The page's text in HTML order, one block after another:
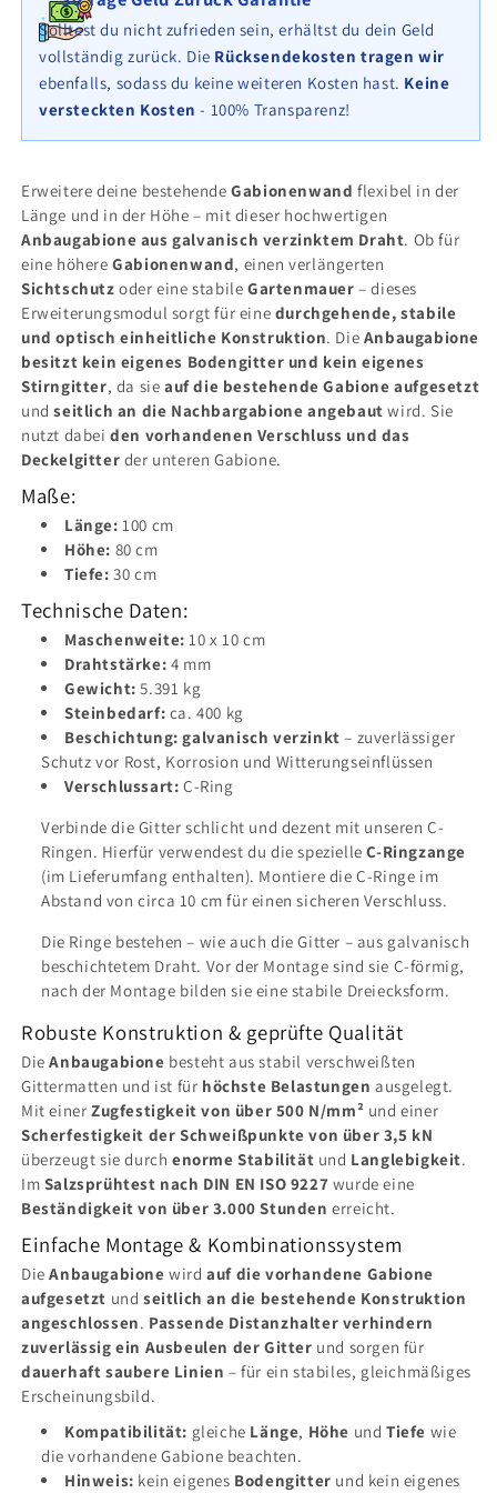
cm
x
30
cm
(L
x
x
T),
Maschenweite
10
cm
x
10
cm,
C-
Ring
cm
x
cm
(L
x
x
T),
Maschenweite
10
cm
x
10
C-
Ring
Solltest du nicht zufrieden sein, erhältst du dein Geld
vollständig zurück. Die Rücksendekosten tragen wir
ebenfalls, sodass du keine weiteren Kosten hast. Keine
versteckten Kosten - 100% Transparenz!
Erweitere deine bestehendeGabionenwand flexibel in der
Länge und in der Höhe – mit dieser hochwertigen
Anbaugabione aus galvanisch verzinktem Draht. Ob für
eine höhereGabionenwand, einen verlängerten
Sichtschutz oder eine stabileGartenmauer – dieses
Erweiterungsmodul sorgt für eine durchgehende, stabile
und optisch einheitliche Konstruktion. Die Anbaugabione
besitzt kein eigenes Bodengitter und kein eigenes
Stirngitter, da sieauf die bestehende Gabione aufgesetzt
undseitlich an die Nachbargabione angebaut wird. Sie
nutzt dabeiden vorhandenen Verschluss und das
Deckelgitter der unteren Gabione.
Maße:
Länge: 100 cm
Höhe: 80 cm
Tiefe: 30 cm
Technische Daten:
Maschenweite: 10 x 10 cm
Drahtstärke: 4 mm
Gewicht: 5.391 kg
Steinbedarf: ca. 400 kg
Beschichtung: galvanisch verzinkt – zuverlässiger
Schutz vor Rost, Korrosion und Witterungseinflüssen
Verschlussart: C-Ring
Verbinde die Gitter schlicht und dezent mit unseren C-
Ringen. Hierfür verwendest du die spezielleC-Ringzange
(im Lieferumfang enthalten). Montiere die C-Ringe im
Abstand von circa 10 cm für einen sicheren Verschluss.
Die Ringe bestehen – wie auch die Gitter – aus galvanisch
beschichtetem Draht. Vor der Montage sind sie C-förmig,
nach der Montage bilden sie eine stabile Dreiecksform.
Robuste Konstruktion & geprüfte Qualität
DieAnbaugabione besteht aus stabil verschweißten
Gittermatten und ist für höchste Belastungen ausgelegt.
Mit einer Zugfestigkeit von über 500 N/mm² und einer
Scherfestigkeit der Schweißpunkte von über 3,5 kN
überzeugt sie durch enorme Stabilität und Langlebigkeit.
Im Salzsprühtest nach DIN EN ISO 9227 wurde eine
Beständigkeit von über 3.000 Stunden erreicht.
Einfache Montage & Kombinationssystem
DieAnbaugabione wirdauf die vorhandene Gabione
aufgesetzt und seitlich an die bestehende Konstruktion
angeschlossen. Passende Distanzhalter verhindern
zuverlässig ein Ausbeulen der Gitter und sorgen für
dauerhaft saubere Linien – für ein stabiles, gleichmäßiges
Erscheinungsbild.
Kompatibilität: gleiche Länge, Höhe undTiefe wie
die vorhandene Gabione beachten.
Hinweis: kein eigenes Bodengitter und kein eigenes